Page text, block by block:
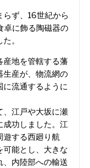
ず、16世紀から
卓に飾る陶磁器の
。
産地を管轄する藩
生産が、物流網の
に流通するように
、江戸や大坂に瀬
成功しました。江
遊する西廻り航
可能とし、大きな
、内陸部への輸送